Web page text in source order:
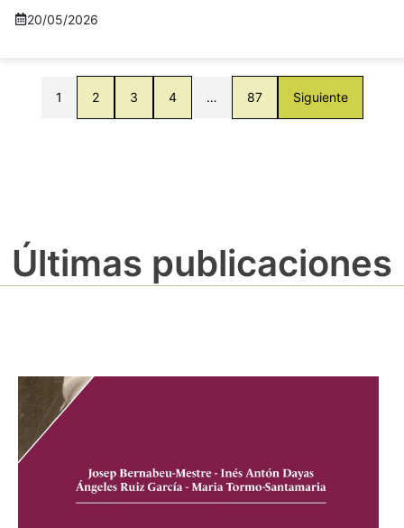
20/05/2026
1 2 3 4 … 87 Siguiente
Últimas publicaciones